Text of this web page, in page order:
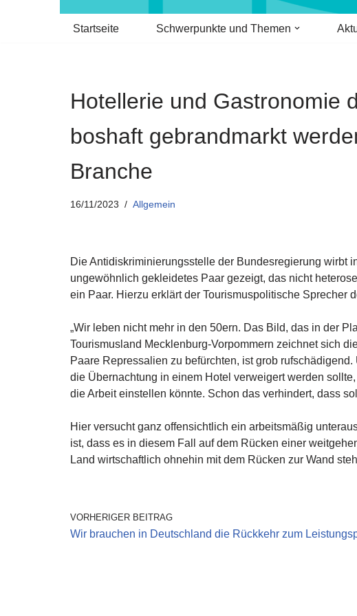
Startseite Schwerpunkte und Themen
Hotellerie und Gastronomie
boshaft gebrandmarkt
Branche
16/11/2023 Allgemein
Die Antidiskriminierungsstelle der Bundesregierung wirbt
ungewöhnlich gekleidetes Paar gezeigt, das nicht
ein Paar. Hierzu erklärt der Tourismuspolitische Sprecher
„Wir leben nicht mehr in den 50ern. Das Bild, das in der
Tourismusland Mecklenburg-Vorpommern zeichnet sich
Paare Repressalien zu befürchten, ist grob
die Übernachtung in einem Hotel verweigert werden
die Arbeit einstellen könnte. Schon das verhindert, dass
Hier versucht ganz offensichtlich ein arbeitsmäßig
ist, dass es in diesem Fall auf dem Rücken einer
Land wirtschaftlich ohnehin mit dem Rücken zur Wand
VORHERIGER BEITRAG
Wir brauchen in Deutschland die Rückkehr zum